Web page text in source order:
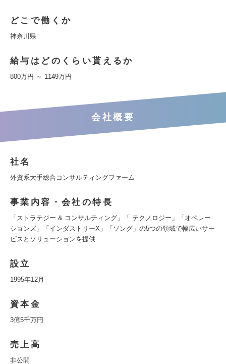
どこで働くか
神奈川県
給与はどのくらい貰えるか
800万円 ～ 1149万円
会社概要
社名
外資系大手総合コンサルティングファーム
事業内容・会社の特長
「ストラテジー & コンサルティング」「 テクノロジー」「オペレー
ションズ」「インダストリーX」「ソング」の5つの領域で幅広いサー
ビスとソリューションを提供
設立
1995年12月
資本金
3億5千万円
売上高
非公開